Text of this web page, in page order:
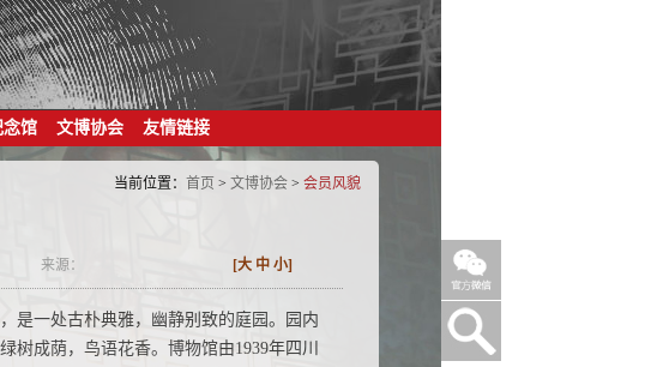
馆 文博协会 友情链接
当前位置： 首页 > 文博协会 > 会员风貌
来源： [大 中 小]
是一处古朴典雅，幽静别致的庭园。园内
成荫，鸟语花香。博物馆由1939年四川